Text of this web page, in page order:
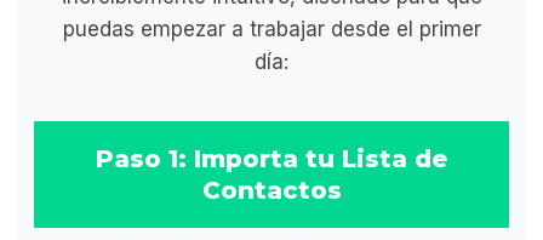
puedas empezar a trabajar desde el primer
día:
Paso 1: Importa tu Lista de
Contactos